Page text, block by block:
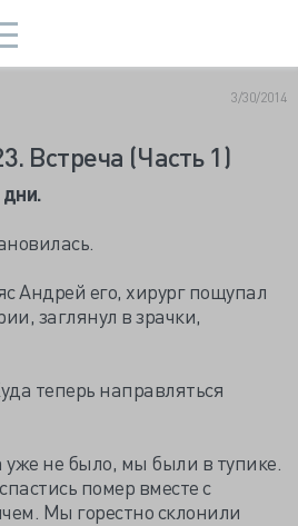
3/30/2014
Встреча (Часть 1)
Андрей его, хирург пощупал
заглянул в зрачки,
теперь направляться
уже не было, мы были в тупике.
помер вместе с
Мы горестно склонили